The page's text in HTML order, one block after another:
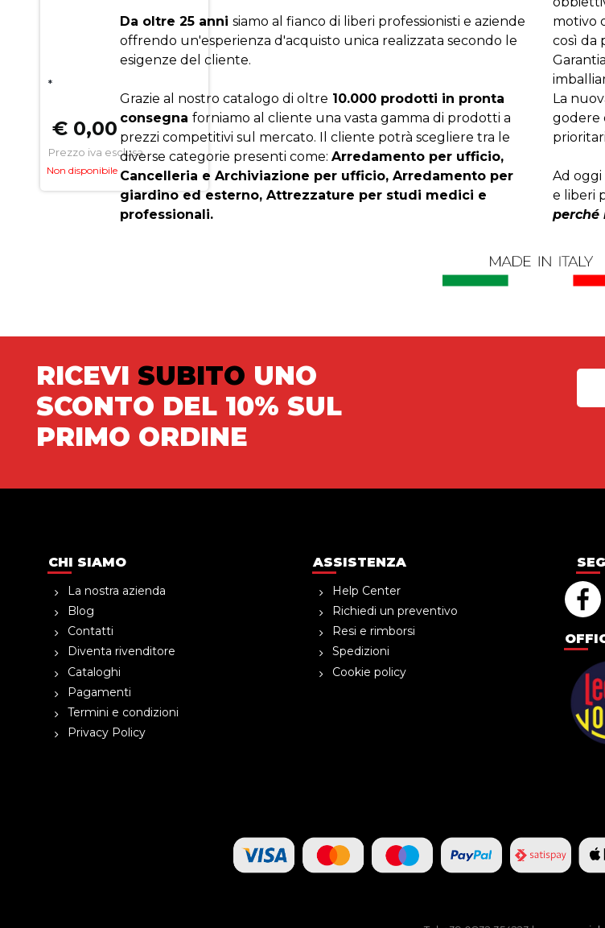
*
€ 0,00
Prezzo iva esclusa
Non disponibile
Da oltre 25 annisiamo al fianco di liberi professionisti e aziende
offrendo un'esperienza d'acquisto unica realizzata secondo le
esigenze del cliente.
Grazie al nostro catalogo di oltre 10.000 prodotti in pronta
consegnaforniamo al cliente una vasta gamma di prodotti a
prezzi competitivi sul mercato. Il cliente potrà scegliere tra le
diverse categorie presenti come:Arredamento per ufficio,
Cancelleria e Archiviazione per ufficio, Arredamento per
giardino ed esterno, Attrezzature per studi medici e
professionali.
motivo
così da
La
godere
Ad oggi
e liberi
perché
RICEVI SUBITO UNO
SCONTO DEL 10% SUL
PRIMO ORDINE
CHI SIAMO
La nostra azienda
Blog
Contatti
Diventa rivenditore
Cataloghi
Pagamenti
Termini e condizioni
Privacy Policy
ASSISTENZA
Help Center
Richiedi un preventivo
Resi e rimborsi
Spedizioni
Cookie policy